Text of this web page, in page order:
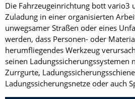
Die Fahrzeugeinrichtung bott vario3
Zuladung in einer organisierten
unwegsamer Straßen oder eines
werden, dass Personen- oder
herumfliegendes Werkzeug
seinen
Zurrgurte,
Ladungssicherungsnetze oder